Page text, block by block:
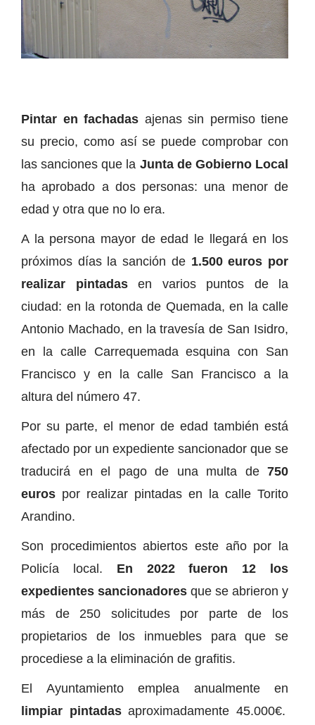
Pintar en fachadas ajenas sin permiso tiene
su precio, como así se puede comprobar con
las sanciones que la Junta de Gobierno Local
ha aprobado a dos personas: una menor de
edad y otra que no lo era.
A la persona mayor de edad le llegará en los
próximos días la sanción de 1.500 euros por
realizar pintadasen varios puntos de la
ciudad: en la rotonda de Quemada, en la calle
Antonio Machado, en la travesía de San Isidro,
en la calle Carrequemada esquina con San
Francisco y en la calle San Francisco a la
altura del número 47.
Por su parte, el menor de edad también está
afectado por un expediente sancionador que se
traducirá en el pago de una multa de 750
euros por realizar pintadas en la calle Torito
Arandino.
Son procedimientos abiertos este año por la
Policía local. En 2022 fueron 12 los
expedientes sancionadores que se abrieron y
más de 250 solicitudes por parte de los
propietarios de los inmuebles para que se
procediese a la eliminación de grafitis.
El Ayuntamiento emplea anualmente en
limpiar pintadasaproximadamente 45.000€.